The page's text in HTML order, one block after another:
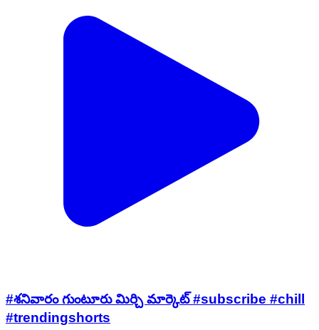
#శనివారం గుంటూరు మిర్చి మార్కెట్ #subscribe #chill
#trendingshorts